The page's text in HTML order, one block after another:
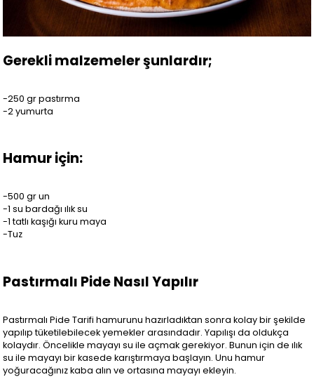
Gerekli malzemeler şunlardır;
-250 gr pastırma
-2 yumurta
Hamur için:
-500 gr un
-1 su bardağı ılık su
-1 tatlı kaşığı kuru maya
-Tuz
Pastırmalı Pide Nasıl Yapılır
Pastırmalı Pide Tarifi hamurunu hazırladıktan sonra kolay bir şekilde
yapılıp tüketilebilecek yemekler arasındadır. Yapılışı da oldukça
kolaydır. Öncelikle mayayı su ile açmak gerekiyor. Bunun için de ılık
su ile mayayı bir kasede karıştırmaya başlayın. Unu hamur
yoğuracağınız kaba alın ve ortasına mayayı ekleyin.